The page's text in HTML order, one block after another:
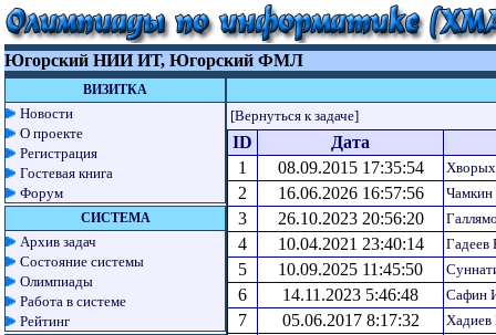
Югорский НИИ ИТ, Югорский ФМЛ
ВИЗИТКА
Новости
О проекте
Регистрация
Гостевая книга
Форум
СИСТЕМА
Архив задач
Состояние системы
Олимпиады
Работа в системе
Рейтинг
[Вернуться к задаче]
ID
Дата
1
08.09.2015 17:35:54
2 16.06.2026 16:57:56
3 26.10.2023 20:56:20
4 10.04.2021 23:40:14 Гадеев
5 10.09.2025 11:45:50
6 14.11.2023 5:46:48 Сафин
7 05.06.2017 8:17:32 Хадиев